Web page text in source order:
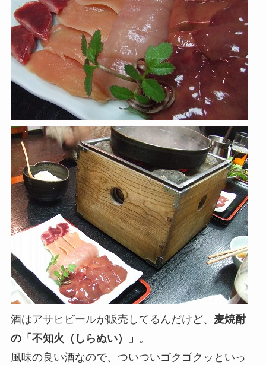
酒はアサヒビールが販売してるんだけど、 麦焼酎
の「不知火（しらぬい）」 。
風味の良い酒なので、ついついゴクゴクッといっ